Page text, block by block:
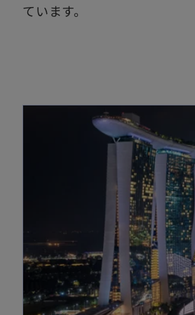
ています。